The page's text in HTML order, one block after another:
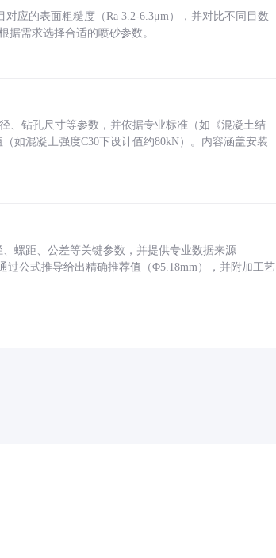
应的表面粗糙度（Ra 3.2-6.3μm），并对比不同目数
据需求选择合适的喷砂参数。
、钻孔尺寸等参数，并依据专业标准（如《混凝土结
如混凝土强度C30下设计值约80kN）。内容涵盖安装
螺距、公差等关键参数，并提供专业数据来源
过公式推导给出精确推荐值（Φ5.18mm），并附加工艺